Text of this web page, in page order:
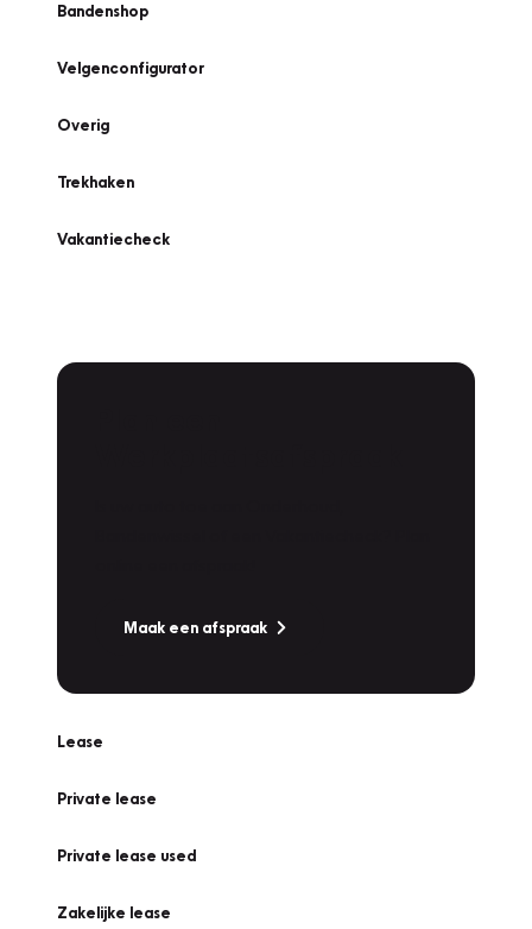
Bandenshop
Velgenconfigurator
Overig
Trekhaken
Vakantiecheck
Maak een afspraak
Lease
Private lease
Private lease used
Zakelijke lease